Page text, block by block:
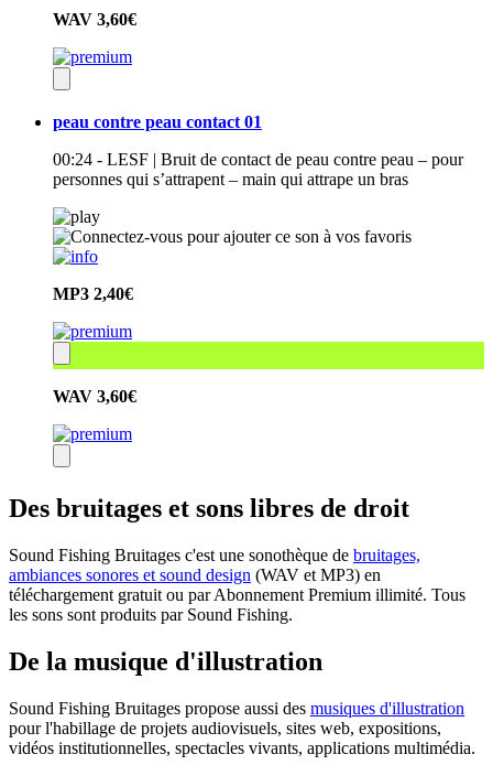
WAV 3,60€
peau contre peau contact 01
00:24 - LESF | Bruit de contact de peau contre peau – pour
personnes qui s’attrapent – main qui attrape un bras
MP3 2,40€
WAV 3,60€
Des bruitages et sons libres de droit
Sound Fishing Bruitages c'est une sonothèque de bruitages,
ambiances sonores et sound design (WAV et MP3) en
téléchargement gratuit ou par Abonnement Premium illimité. Tous
les sons sont produits par Sound Fishing.
De la musique d'illustration
Sound Fishing Bruitages propose aussi des musiques d'illustration
pour l'habillage de projets audiovisuels, sites web, expositions,
vidéos institutionnelles, spectacles vivants, applications multimédia.